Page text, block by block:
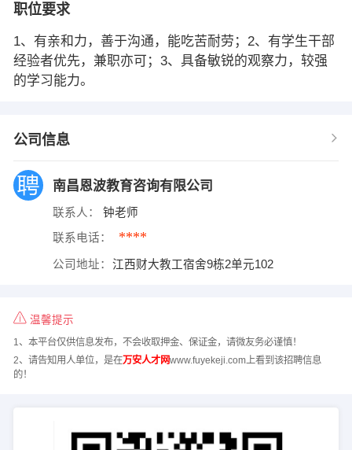
职位要求
1、有亲和力，善于沟通，能吃苦耐劳；2、有学生干部
经验者优先，兼职亦可；3、具备敏锐的观察力，较强
的学习能力。
公司信息
南昌恩波教育咨询有限公司
联系人： 钟老师
联系电话： ****
公司地址： 江西财大教工宿舍9栋2单元102
温馨提示
1、本平台仅供信息发布，不会收取押金、保证金，请微友务必谨慎！
2、请告知用人单位，是在万安人才网www.fuyekeji.com上看到该招聘信息
的！